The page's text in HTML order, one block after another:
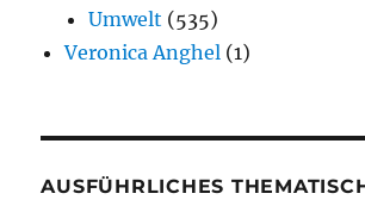
Umwelt (535)
Veronica Anghel (1)
AUSFÜHRLICHES